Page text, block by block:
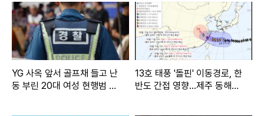
YG 사옥 앞서 골프채 들고 난
동 부린 20대 여성 현행범 체
13호 태풍 '돌핀' 이동경로, 한
반도 간접 영향...제주 동해안